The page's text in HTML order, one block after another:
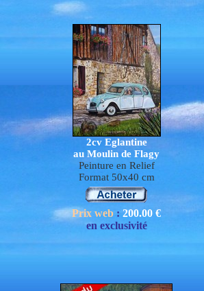
2cv Eglantine
au Moulin de Flagy
Peinture en Relief
Format 50x40 cm
Prix web : 200.00 €
en exclusivité